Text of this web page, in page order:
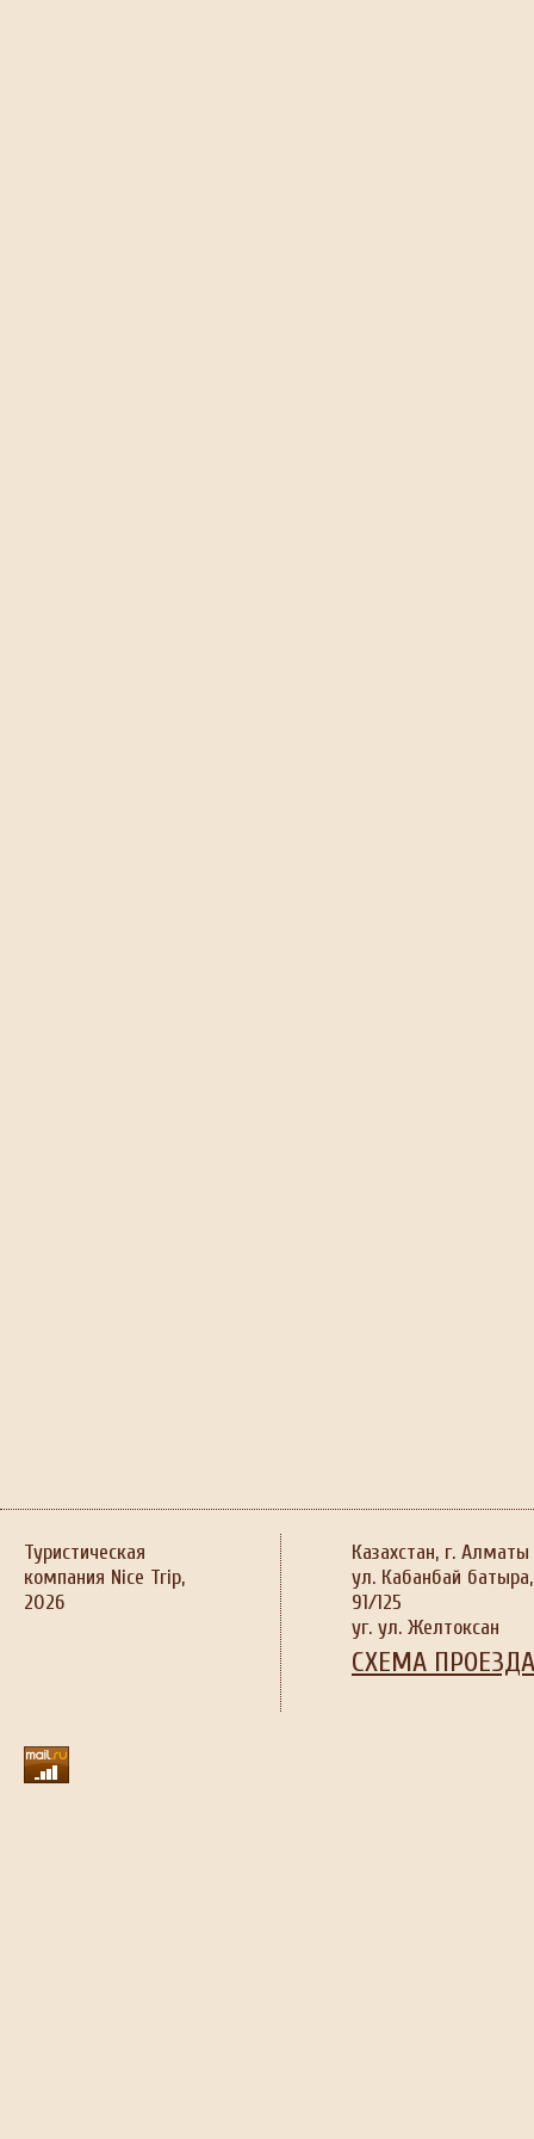
Туристическая
компания Nice Trip,
2026
Казахстан, г. Алматы
ул. Кабанбай батыра,
91/125
уг. ул. Желтоксан
СХЕМА ПРОЕЗДА